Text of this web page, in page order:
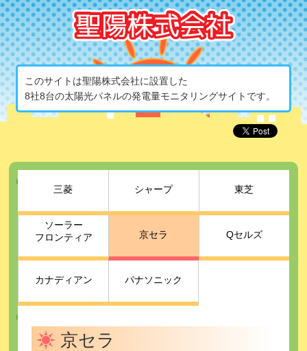
このサイトは聖陽株式会社に設置した
8社8台の太陽光パネルの発電量モニタリングサイトです。
三菱 シャープ 東芝
ソーラー
フロンティア
京セラ Qセルズ
カナディアン パナソニック
京セラ